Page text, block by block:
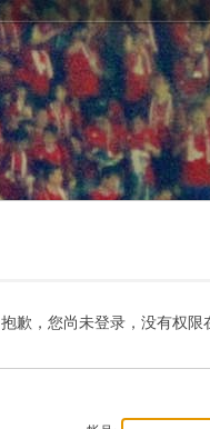
抱歉，您尚未登录，没有权限